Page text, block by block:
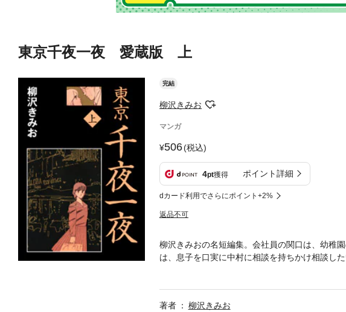
東京千夜一夜 愛蔵版 上
完結
柳沢きみお
マンガ
506(税込)
4pt獲得 ポイント詳細
dカード利用でさらにポイント+2%
返品不可
柳沢きみおの名短編集。会社員の関口は、幼稚
は、息子を口実に中村に相談を持ちかけ相談し
対して、中村は・・・ほろ苦い大人のラブスト
著者
柳沢きみお